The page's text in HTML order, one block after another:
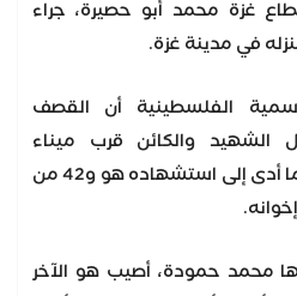
غزة محمد أبو حصيرة، جراء
في مدينة غزة.
الفلسطينية أن القصف
الشهيد والكائن قرب ميناء
الصيادين غرب مدينة غزة، ما أدى إلى استشهاده هو و42 من
محمد حمودة، أصيب هو الآخر